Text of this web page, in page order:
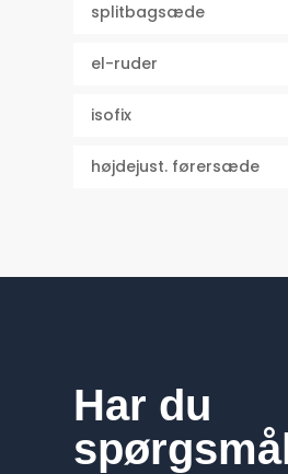
splitbagsæde
el-ruder
isofix
højdejust. førersæde
Har du